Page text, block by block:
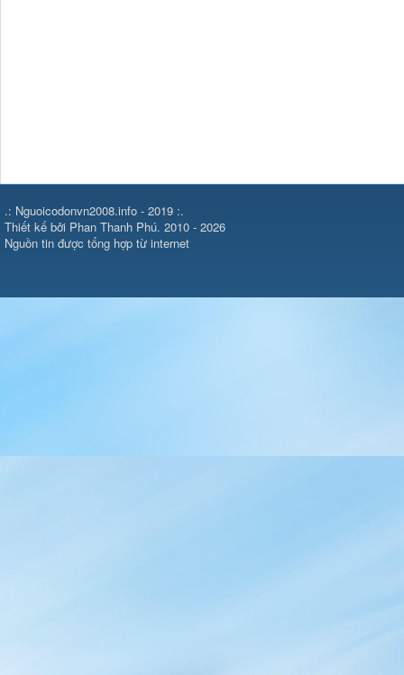
.: Nguoicodonvn2008.info - 2019 :.
Thiết kế bởi Phan Thanh Phú. 2010 - 2026
Nguồn tin được tổng hợp từ internet